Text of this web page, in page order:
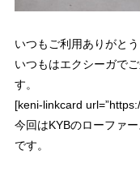
いつもご利用ありがとう
いつもはエクシーガで
す。
[keni-linkcard
今回はKYBのローファ
です。